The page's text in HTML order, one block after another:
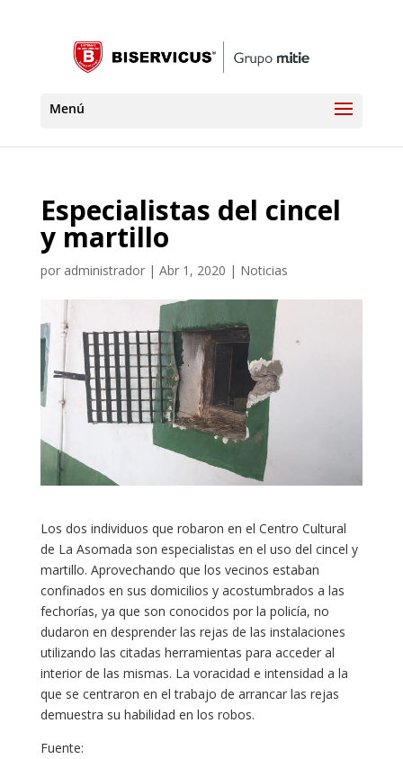
Especialistas del cincel
y martillo
por administrador| Abr 1, 2020 | Noticias
Los dos individuos que robaron en el Centro Cultural
de La Asomada son especialistas en el uso del cincel y
martillo. Aprovechando que los vecinos estaban
confinados en sus domicilios y acostumbrados a las
fechorías, ya que son conocidos por la policía, no
dudaron en desprender las rejas de las instalaciones
utilizando las citadas herramientas para acceder al
interior de las mismas. La voracidad e intensidad a la
que se centraron en el trabajo de arrancar las rejas
demuestra su habilidad en los robos.
Fuente: